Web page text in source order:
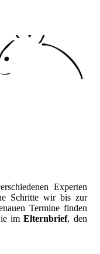
Experten
Schritte wir bis zur
Termine finden
imElternbrief, den